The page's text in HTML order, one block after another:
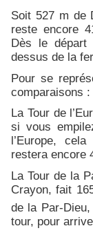
Soit 527 m de
reste encore
Dès le
dessus de la
Pour se
comparaisons :
La Tour de
si vous
l’Europe,
restera encore
La Tour de la
Crayon, fait
de la Par-
tour, pour